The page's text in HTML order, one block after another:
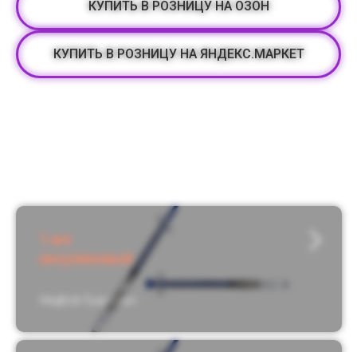
КУПИТЬ В РОЗНИЦУ НА ОЗОН
КУПИТЬ В РОЗНИЦУ НА ЯНДЕКС.МАРКЕТ
1 мл
инсулиновый
МедВэй Луер Слип